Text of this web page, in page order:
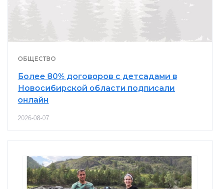
ОБЩЕСТВО
Более 80% договоров с детсадами в
Новосибирской области подписали
онлайн
2026-08-07